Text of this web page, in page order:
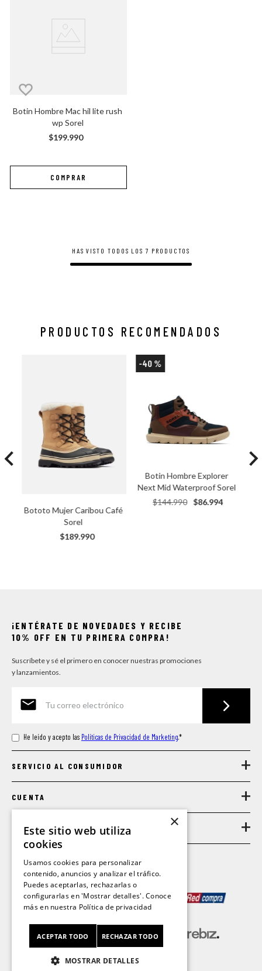
Botin Hombre Mac hil lite rush
wp Sorel
$199.990
HAS VISTO TODOS LOS7 PRODUCTOS
PRODUCTOS RECOMENDADOS
Bototo Mujer Caribou Café
Sorel
$189.990
-40 %
Botin Hombre Explorer
Next Mid Waterproof Sorel
$144.990 $86.994
¡ENTÉRATE DE NOVEDADES Y RECIBE
10% OFF EN TU PRIMERA COMPRA!
Suscríbete y sé el primero en conocer nuestras promociones
y lanzamientos.
He leído y acepto las Políticas de Privacidad de Marketing.*
SERVICIO AL CONSUMIDOR +
CUENTA +
LEGAL +
MEDIOS DE PAGO
CL/SA © 2026 FORUS.
×
Este sitio web utiliza
cookies
Usamos cookies para personalizar
contenido, anuncios y analizar el tráfico.
Puedes aceptarlas, rechazarlas o
configurarlas en 'Mostrar detalles'. Conoce
más en nuestra Política de privacidad
ACEPTAR TODO RECHAZAR TODO
MOSTRAR DETALLES